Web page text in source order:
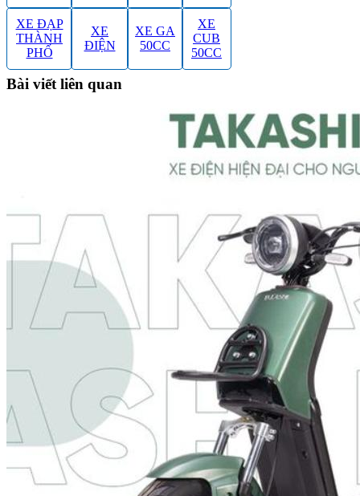
XE ĐẠP
THÀNH
PHỐ
XE
ĐIỆN
XE GA
50CC
XE
CUB
50CC
Bài viết liên quan